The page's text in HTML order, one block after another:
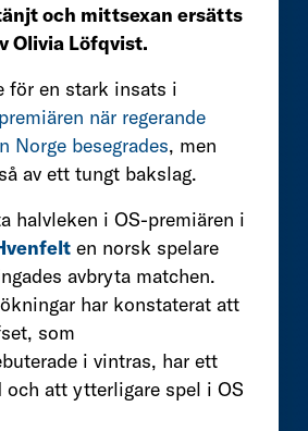
och mittsexan ersätts
Olivia Löfqvist.
för en stark insats i
när regerande
Norge besegrades, men
av ett tungt bakslag.
halvleken i OS-premiären i
en norsk spelare
avbryta matchen.
har konstaterat att
som
i vintras, har ett
att ytterligare spel i OS